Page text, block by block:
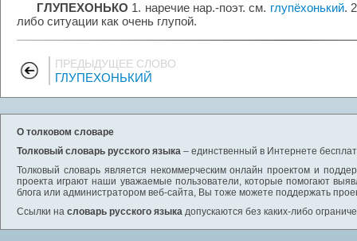
ГЛУПЕХОНЬКО 1. наречие нар.-поэт. см. глупёхонький.
либо ситуации как очень глупой.
ПРЕДЫДУЩЕЕ СЛОВО
ГЛУПЕХОНЬКИЙ
О толковом словаре
Толковый словарь русского языка – единственный в Интернете
Толковый словарь является некоммерческим онлайн проектом и
проекта играют наши уважаемые пользователи, которые помогают
блога или администратором веб-сайта, Вы тоже можете поддержать
Ссылки на словарь русского языка допускаются без каких-либо